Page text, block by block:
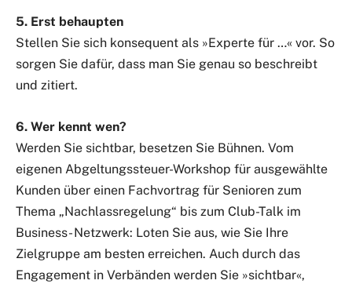
5. Erst behaupten
Stellen Sie sich konsequent als »Experte für …« vor. So
sorgen Sie dafür, dass man Sie genau so beschreibt
und zitiert.
6. Wer kennt wen?
Werden Sie sichtbar, besetzen Sie Bühnen. Vom
eigenen Abgeltungssteuer-Workshop für ausgewählte
Kunden über einen Fachvortrag für Senioren zum
Thema „Nachlassregelung“ bis zum Club-Talk im
Business- Netzwerk: Loten Sie aus, wie Sie Ihre
Zielgruppe am besten erreichen. Auch durch das
Engagement in Verbänden werden Sie »sichtbar«,